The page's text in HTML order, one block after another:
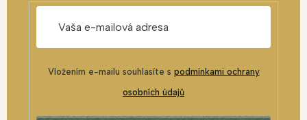
Vložením e-mailu souhlasíte s podmínkami ochrany
osobních údajů